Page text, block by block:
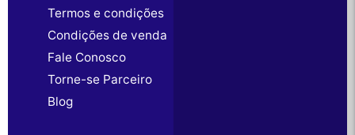
Termos e condições
Condições de venda
Fale Conosco
Torne-se Parceiro
Blog